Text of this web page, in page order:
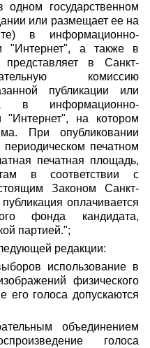
государственном
или размещает ее на
в информационно-
"Интернет", а также в
представляет в Санкт-
комиссию
публикации или
в информационно-
"Интернет", на котором
При опубликовании
печатном
печатная площадь,
в соответствии с
Законом Санкт-
оплачивается
фонда кандидата,
партией.";
редакции:
использование в
физического
его голоса допускаются
объединением
голоса